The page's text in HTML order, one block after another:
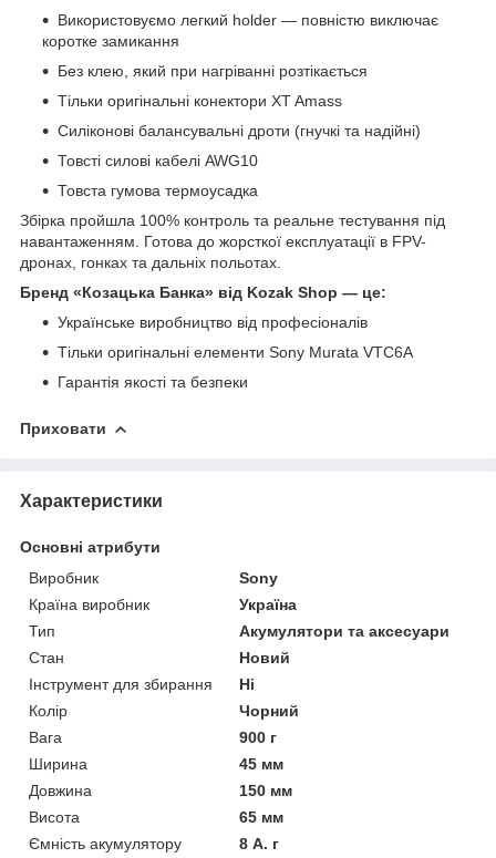
Використовуємо легкий holder — повністю виключає
коротке замикання
Без клею, який при нагріванні розтікається
Тільки оригінальні конектори XT Amass
Силіконові балансувальні дроти (гнучкі та надійні)
Товсті силові кабелі AWG10
Товста гумова термоусадка
Збірка пройшла 100% контроль та реальне тестування під
навантаженням. Готова до жорсткої експлуатації в FPV-
дронах, гонках та дальніх польотах.
Бренд «Козацька Банка» від Kozak Shop — це:
Українське виробництво від професіоналів
Тільки оригінальні елементи Sony Murata VTC6A
Гарантія якості та безпеки
Приховати
Характеристики
Основні атрибути
Виробник
Sony
Країна виробник
Україна
Тип
Акумулятори та аксесуари
Стан
Новий
Інструмент для збирання
Ні
Колір
Чорний
Вага
900 г
Ширина
45 мм
Довжина
150 мм
Висота
65 мм
Ємність акумулятору
8 А. г